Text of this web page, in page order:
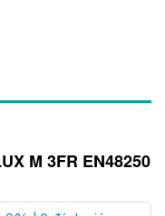
M 3FR EN48250